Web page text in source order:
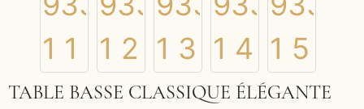
TABLE BASSE CLASSIQUE ÉLÉGANTE